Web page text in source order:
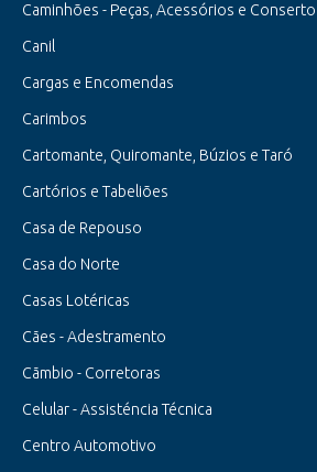
Caminhões - Peças, Acessórios e Conserto
Canil
Cargas e Encomendas
Carimbos
Cartomante, Quiromante, Búzios e Taró
Cartórios e Tabeliões
Casa de Repouso
Casa do Norte
Casas Lotéricas
Cães - Adestramento
Cãmbio - Corretoras
Celular - Assisténcia Técnica
Centro Automotivo